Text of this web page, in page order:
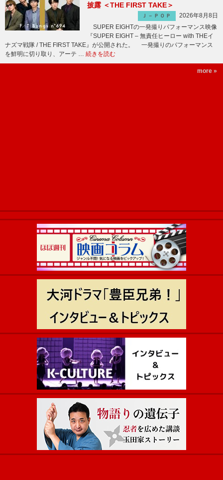
披露 ＜THE FIRST TAKE＞
Ｊ－ＰＯＰ
2026年8月8日
SUPER EIGHTの一発撮りパフォーマンス映像
『SUPER EIGHT – 無責任ヒーロー with THEイ
ナズマ戦隊 / THE FIRST TAKE』が公開された。 一発撮りのパフォーマンス
を鮮明に切り取り、アーテ … 続きを読む
more »